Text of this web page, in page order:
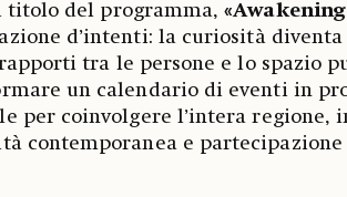
titolo del programma,
d’intenti: la curiosità
tra le persone e lo spazio
un calendario di eventi in
per coinvolgere l’intera regione,
contemporanea e partecipazione